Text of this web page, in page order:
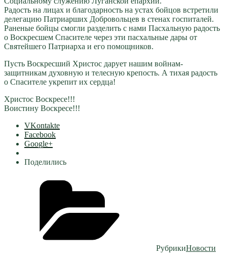
Радость на лицах и благодарность на устах бойцов встретили
делегацию Патриарших Добровольцев в стенах госпиталей.
Раненые бойцы смогли разделить с нами Пасхальную радость
о Воскресшем Спасителе через эти пасхальные дары от
Святейшего Патриарха и его помощников.
Пусть Воскресший Христос дарует нашим войнам-
защитникам духовную и телесную крепость. А тихая радость
о Спасителе укрепит их сердца!
Христос Воскресе!!!
Воистину Воскресе!!!
VKontakte
Facebook
Google+
Поделились
РубрикиНовости